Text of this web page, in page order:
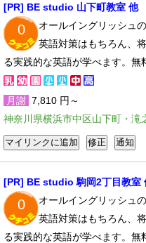
[PR] BE studio 山下町教室 他
0
オールイングリッシュ
英語対策はもちろん、
る実践的な英語が学べます。無
月謝 7,810 円～
神奈川県横浜市中区山下町・滝
[PR] BE studio 駒岡2丁目教室
0
オールイングリッシュ
英語対策はもちろん、
る実践的な英語が学べます。無